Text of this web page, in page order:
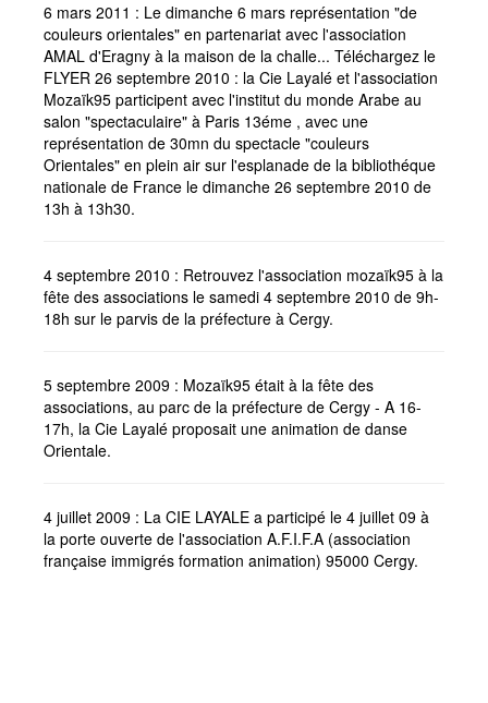
6 mars 2011 : Le dimanche 6 mars représentation "de
couleurs orientales" en partenariat avec l'association
AMAL d'Eragny à la maison de la challe... Téléchargez le
FLYER 26 septembre 2010 : la Cie Layalé et l'association
Mozaïk95 participent avec l'institut du monde Arabe au
salon "spectaculaire" à Paris 13éme , avec une
représentation de 30mn du spectacle "couleurs
Orientales" en plein air sur l'esplanade de la bibliothéque
nationale de France le dimanche 26 septembre 2010 de
13h à 13h30.
4 septembre 2010 : Retrouvez l'association mozaïk95 à la
fête des associations le samedi 4 septembre 2010 de 9h-
18h sur le parvis de la préfecture à Cergy.
5 septembre 2009 : Mozaïk95 était à la fête des
associations, au parc de la préfecture de Cergy - A 16-
17h, la Cie Layalé proposait une animation de danse
Orientale.
4 juillet 2009 : La CIE LAYALE a participé le 4 juillet 09 à
la porte ouverte de l'association A.F.I.F.A (association
française immigrés formation animation) 95000 Cergy.